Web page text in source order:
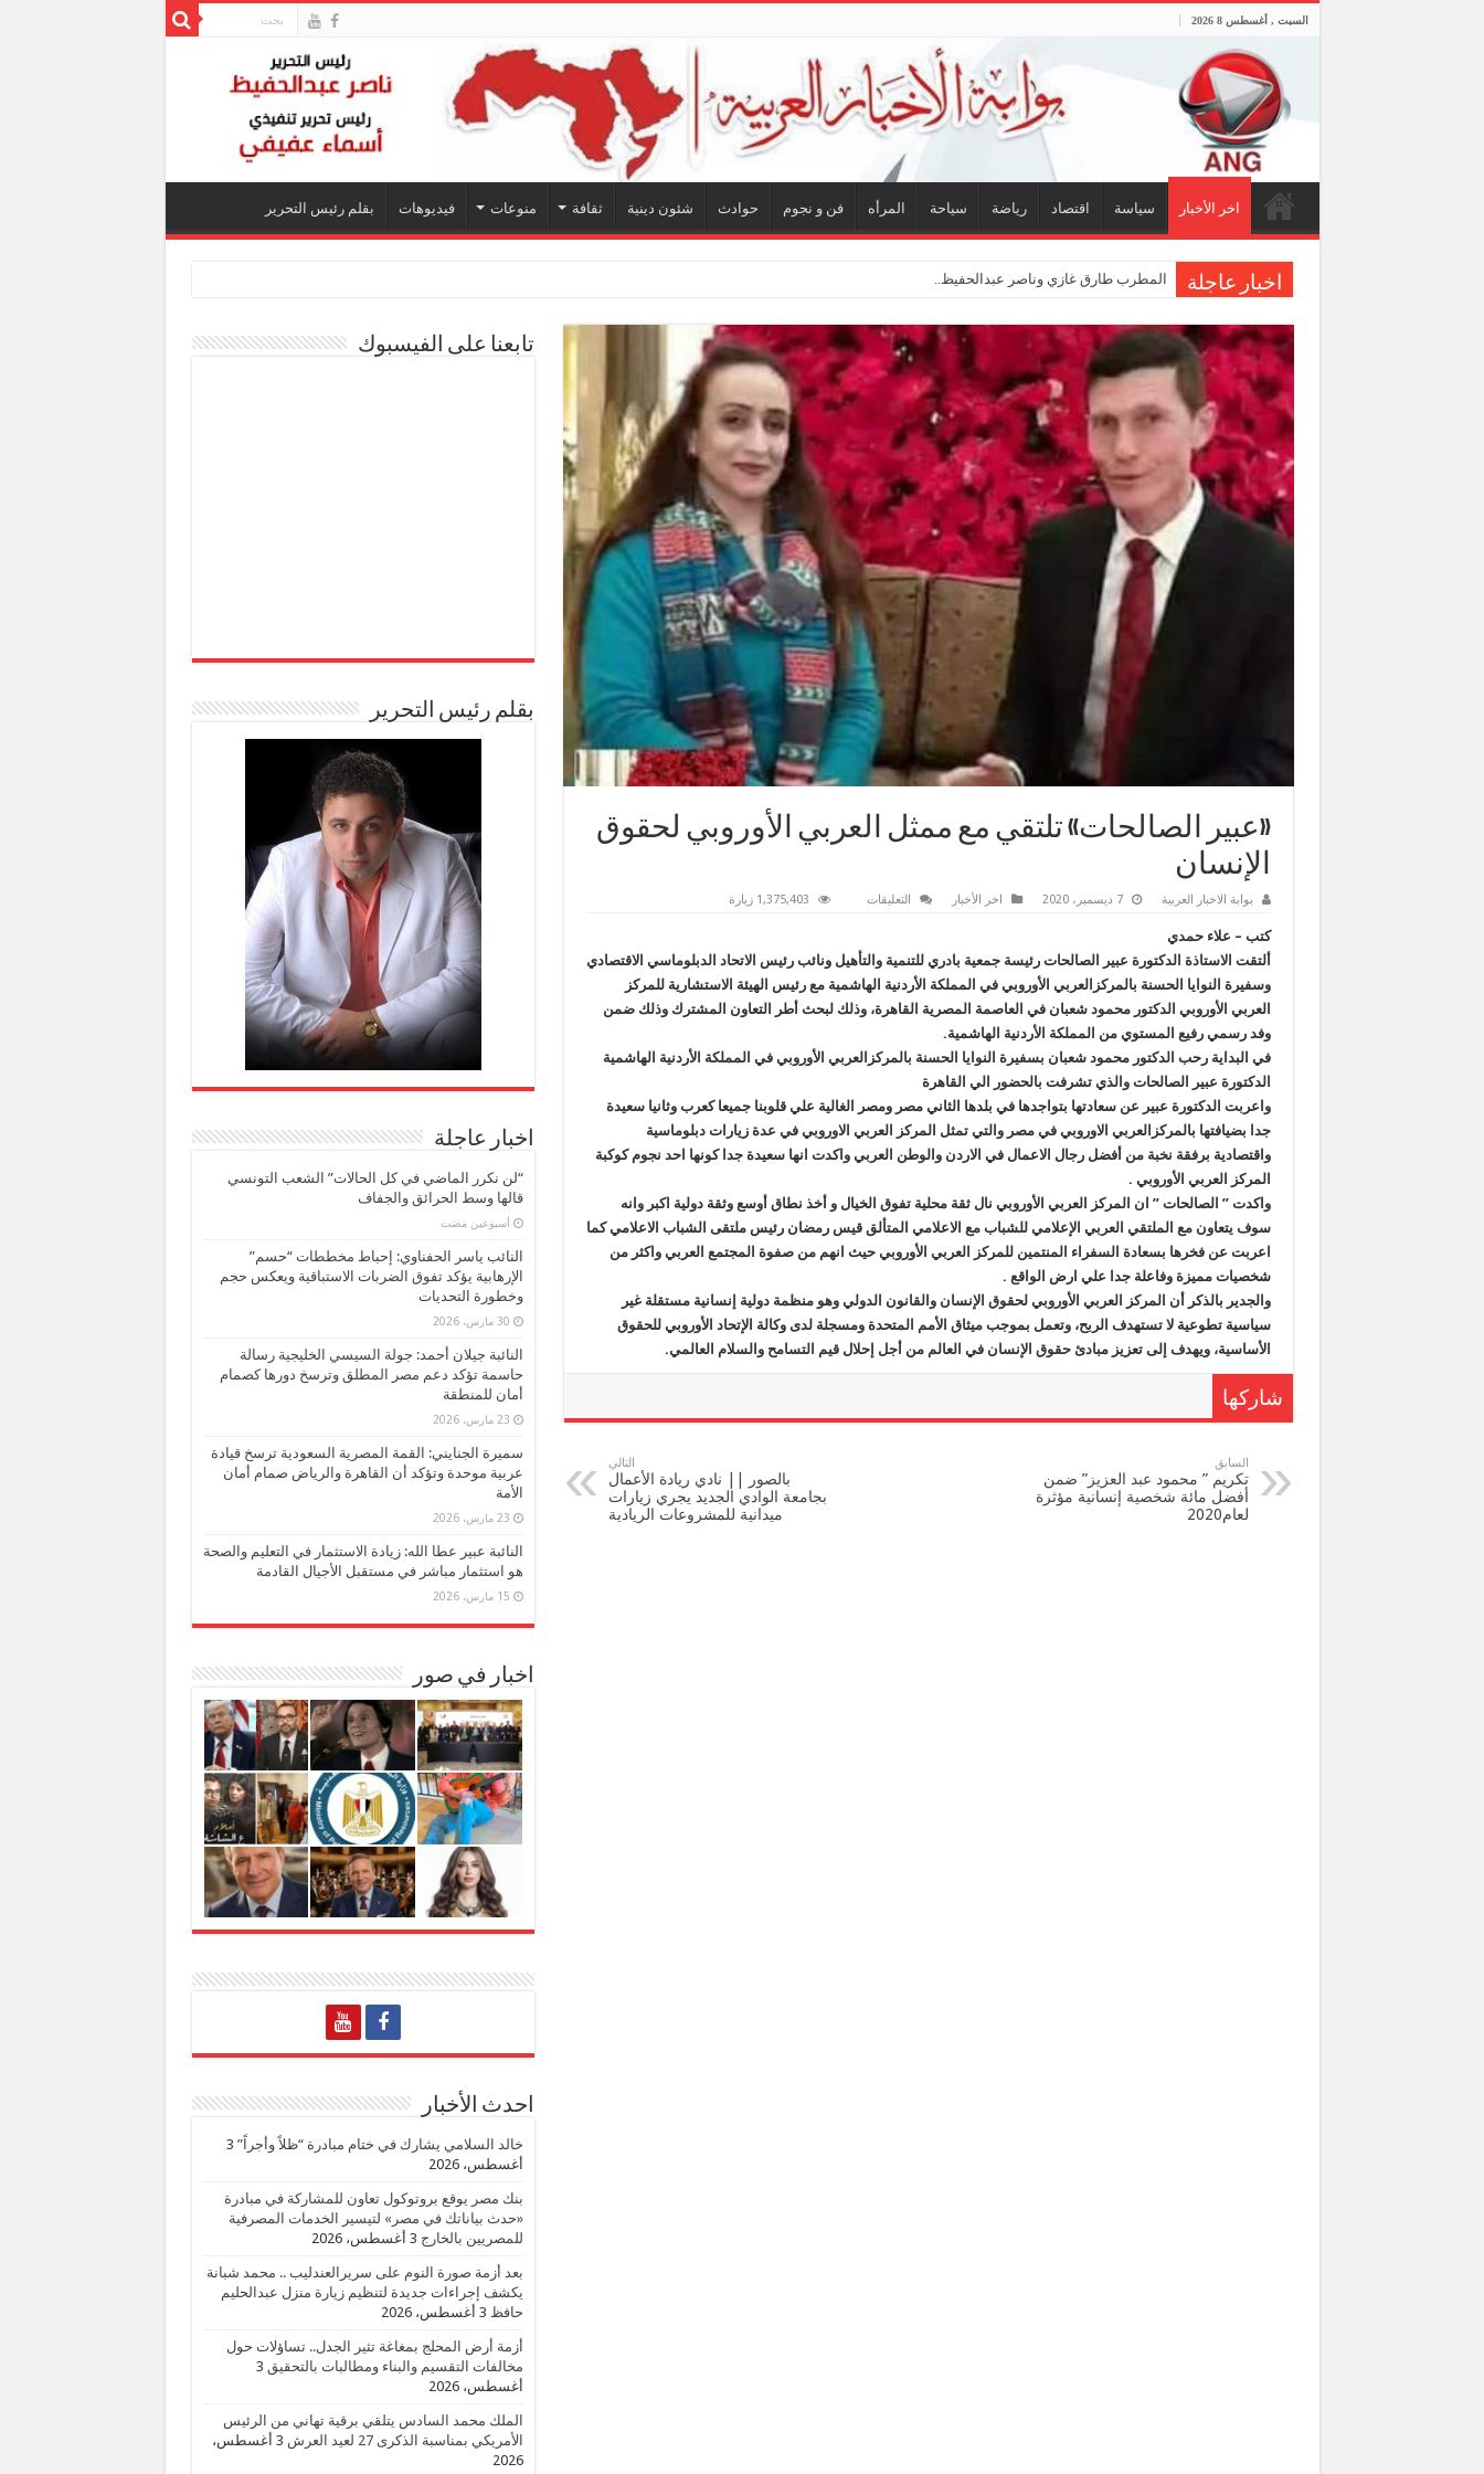
السبت , أغسطس 8 2026
اخر الأخبار سياسة اقتصاد رياضة سياحة المرأه فن و نجوم حوادث شئون دينية ثقافة منوعات فيديوهات بقلم رئيس التحرير
اخبار عاجلة المطرب طارق غازي وناصر عبدالحفيظ.. شراكة فنية ترسم ملام
«عبير الصالحات» تلتقي مع ممثل العربي الأوروبي لحقوق
الإنسان
بوابة الاخبار العربية 7 ديسمبر، 2020 اخر الأخبار التعليقات
مع
ممثل
العربي
الأوروبي
لحقوق
1,375,403 زيارة
كتب – علاء حمدي
ألتقت الاستاذة الدكتورة عبير الصالحات رئيسة جمعية بادري للتنمية والتأهيل ونائب رئيس الاتحاد الدبلوماسي الاقتصادي
وسفيرة النوايا الحسنة بالمركزالعربي الأوروبي في المملكة الأردنية الهاشمية مع رئيس الهيئة الاستشارية للمركز
العربي الأوروبي الدكتور محمود شعبان في العاصمة المصرية القاهرة، وذلك لبحث أطر التعاون المشترك وذلك ضمن
وفد رسمي رفيع المستوي من المملكة الأردنية الهاشمية.
في البداية رحب الدكتور محمود شعبان بسفيرة النوايا الحسنة بالمركزالعربي الأوروبي في المملكة الأردنية الهاشمية
الدكتورة عبير الصالحات والذي تشرفت بالحضور الي القاهرة
واعربت الدكتورة عبير عن سعادتها بتواجدها في بلدها الثاني مصر ومصر الغالية علي قلوبنا جميعا كعرب وثانيا سعيدة
جدا بضيافتها بالمركزالعربي الاوروبي في مصر والتي تمثل المركز العربي الاوروبي في عدة زيارات دبلوماسية
واقتصادية برفقة نخبة من أفضل رجال الاعمال في الاردن والوطن العربي واكدت انها سعيدة جدا كونها احد نجوم كوكبة
المركز العربي الأوروبي .
واكدت ” الصالحات ” ان المركز العربي الأوروبي نال ثقة محلية تفوق الخيال و أخذ نطاق أوسع وثقة دولية اكبر وانه
سوف يتعاون مع الملتقي العربي الإعلامي للشباب مع الاعلامي المتألق قيس رمضان رئيس ملتقى الشباب الاعلامي كما
اعربت عن فخرها بسعادة السفراء المنتمين للمركز العربي الأوروبي حيث انهم من صفوة المجتمع العربي واكثر من
شخصيات مميزة وفاعلة جدا علي ارض الواقع .
والجدير بالذكر أن المركز العربي الأوروبي لحقوق الإنسان والقانون الدولي وهو منظمة دولية إنسانية مستقلة غير
سياسية تطوعية لا تستهدف الربح، وتعمل بموجب ميثاق الأمم المتحدة ومسجلة لدى وكالة الإتحاد الأوروبي للحقوق
الأساسية، ويهدف إلى تعزيز مبادئ حقوق الإنسان في العالم من أجل إحلال قيم التسامح والسلام العالمي.
شاركها
السابق
تكريم ” محمود عبد العزيز” ضمن
أفضل مائة شخصية إنسانية مؤثرة
لعام2020
التالي
بالصور || نادي ريادة الأعمال
بجامعة الوادي الجديد يجري زيارات
ميدانية للمشروعات الريادية
تابعنا على الفيسبوك
بقلم رئيس التحرير
اخبار عاجلة
“لن نكرر الماضي في كل الحالات” الشعب التونسي
قالها وسط الحرائق والجفاف
‏أسبوعين مضت
النائب ياسر الحفناوي: إحباط مخططات “حسم”
الإرهابية يؤكد تفوق الضربات الاستباقية ويعكس حجم
وخطورة التحديات
30 مارس، 2026
النائبة جيلان أحمد: جولة السيسي الخليجية رسالة
حاسمة تؤكد دعم مصر المطلق وترسخ دورها كصمام
أمان للمنطقة
23 مارس، 2026
سميرة الجنايني: القمة المصرية السعودية ترسخ قيادة
عربية موحدة وتؤكد أن القاهرة والرياض صمام أمان
الأمة
23 مارس، 2026
النائبة عبير عطا الله: زيادة الاستثمار في التعليم والصحة
هو استثمار مباشر في مستقبل الأجيال القادمة
15 مارس، 2026
اخبار في صور
احدث الأخبار
خالد السلامي يشارك في ختام مبادرة “ظلاً وأجراً” 3
أغسطس، 2026
بنك مصر يوقع بروتوكول تعاون للمشاركة في مبادرة
«حدث بياناتك في مصر» لتيسير الخدمات المصرفية
للمصريين بالخارج 3 أغسطس، 2026
بعد أزمة صورة النوم على سريرالعندليب .. محمد شبانة
يكشف إجراءات جديدة لتنظيم زيارة منزل عبدالحليم
حافظ 3 أغسطس، 2026
أزمة أرض المحلج بمغاغة تثير الجدل.. تساؤلات حول
مخالفات التقسيم والبناء ومطالبات بالتحقيق 3
أغسطس، 2026
الملك محمد السادس يتلقي برقية تهاني من الرئيس
الأمريكي بمناسبة الذكرى 27 لعيد العرش
3 أغسطس،
2026